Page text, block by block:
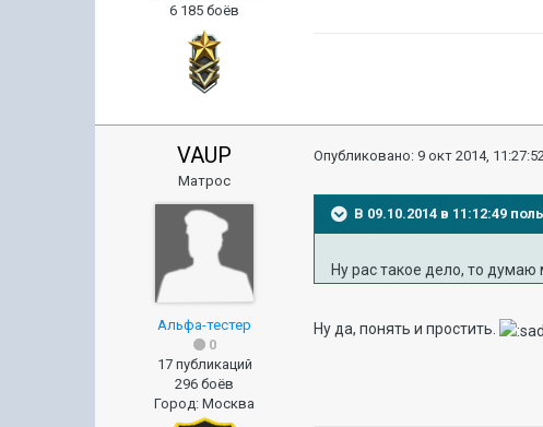
6 185 боёв
VAUP
Матрос
Альфа-тестер
0
17 публикаций
296 боёв
Город:Москва
Опубликовано: 9 окт 2014,
В 09.10.2014 в 11:12:49
Ну рас такое дело, то
Ну да, понять и простить.